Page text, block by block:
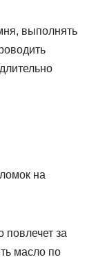
выполнять
на
повлечет за
масло по